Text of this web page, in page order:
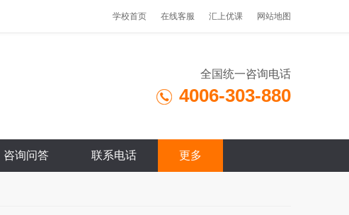
学校首页 在线客服 汇上优课 网站地图
全国统一咨询电话
4006-303-880
咨询问答 联系电话 更多